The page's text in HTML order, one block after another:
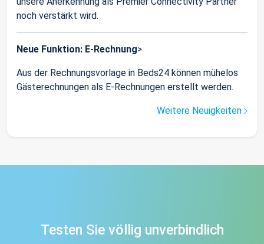
noch verstärkt wird.
Neue Funktion: E-Rechnung>
Aus der Rechnungsvorlage in Beds24 können mühelos
Gästerechnungen als E-Rechnungen erstellt werden.
Weitere Neuigkeiten
Testen Sie völlig unverbindlich